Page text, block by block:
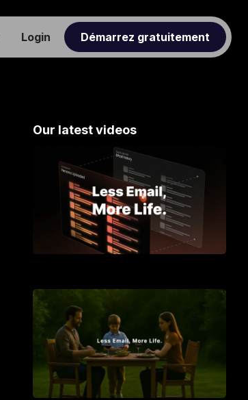
Login Démarrez gratuitement
Our latest videos